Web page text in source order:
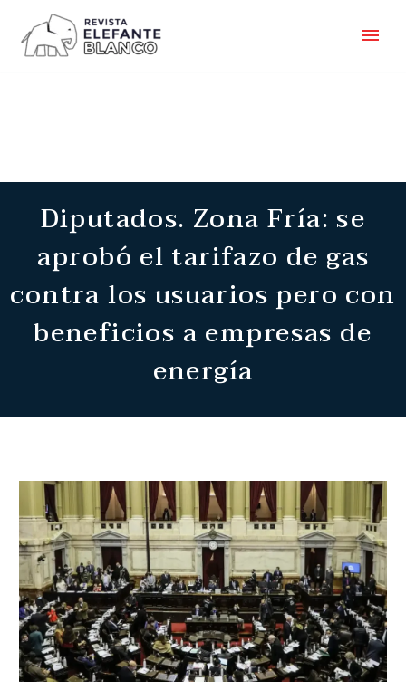
Diputados. Zona Fría: se
aprobó el tarifazo de gas
contra los usuarios pero con
beneficios a empresas de
energía